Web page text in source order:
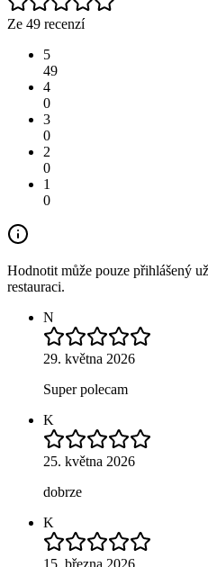
Ze 49 recenzí
5
49
4
0
3
0
2
0
1
0
Hodnotit může pouze přihlášený
restauraci.
N
29. května 2026
Super polecam
K
25. května 2026
dobrze
K
15. března 2026